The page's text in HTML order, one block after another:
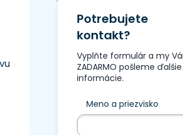
Potrebujete
kontakt?
Vyplňte formulár a my
ZADARMO pošleme ďalšie
informácie.
Meno a priezvisko